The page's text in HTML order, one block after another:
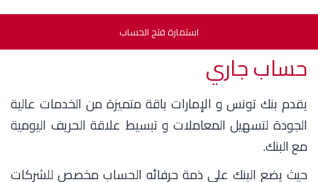
استمارة فتح الحساب
حساب جاري
يقدم بنك تونس و الإمارات باقة متميزة من الخدمات عالية
الجودة لتسهيل المعاملات و تبسيط علاقة الحريف اليومية
مع البنك.
حيث يضع البنك على ذمة حرفائه الحساب مخصص للشركات